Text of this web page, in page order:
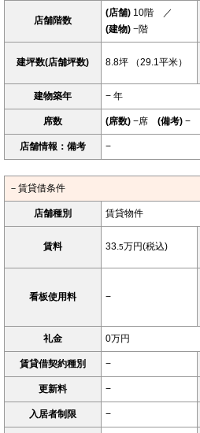
店舗階数
(店舗) 10階 ／
(建物) −階
建坪数(店舗坪数) 8.8坪 （29.1平米）
建物築年 − 年
席数 (席数) −席 (備考) −
店舗情報：備考 −
－賃貸借条件
店舗種別 賃貸物件
賃料 33.5万円(税込)
看板使用料 −
礼金 0万円
賃貸借契約種別 −
更新料 −
入居者制限 −